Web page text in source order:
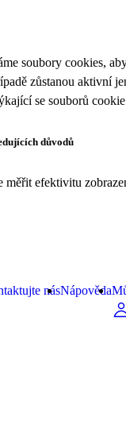
soubory cookies,
zůstanou aktivní
se souborů cookie
důvodů
efektivitu
násNápověda